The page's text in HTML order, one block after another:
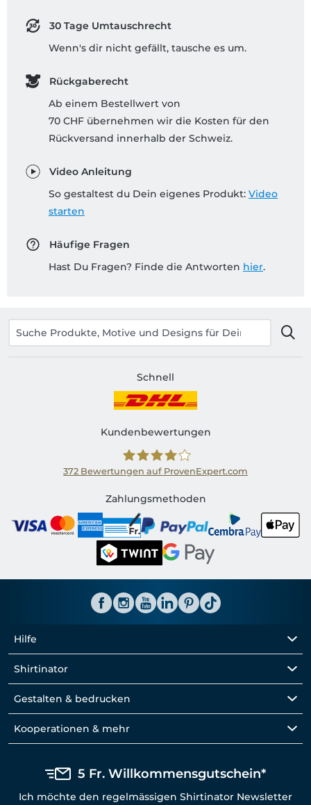
30 Tage Umtauschrecht
Wenn's dir nicht gefällt, tausche es um.
Rückgaberecht
Ab einem Bestellwert von
70 CHF übernehmen wir die Kosten für den
Rückversand innerhalb der Schweiz.
Video Anleitung
So gestaltest du Dein eigenes Produkt: Video
starten
Häufige Fragen
Hast Du Fragen? Finde die Antworten hier.
Schnell
Kundenbewertungen
Shirtinator CH
372 Bewertungen auf ProvenExpert.com
Zahlungsmethoden
Hilfe
Shirtinator
Gestalten & bedrucken
Kooperationen & mehr
5 Fr. Willkommensgutschein*
Ich möchte den regelmässigen Shirtinator Newsletter